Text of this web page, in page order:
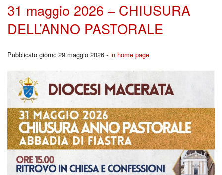
31 maggio 2026 – CHIUSURA
DELL’ANNO PASTORALE
Pubblicato giorno 29 maggio 2026 - In home page